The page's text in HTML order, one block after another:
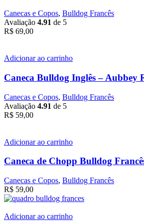
Canecas e Copos, Bulldog Francês
Avaliação 4.91 de 5
R$ 69,00
Adicionar ao carrinho
Caneca Bulldog Inglês – Aubbey
Canecas e Copos, Bulldog Francês
Avaliação 4.91 de 5
R$ 59,00
Adicionar ao carrinho
Caneca de Chopp Bulldog
Canecas e Copos, Bulldog Francês
R$ 59,00
Adicionar ao carrinho